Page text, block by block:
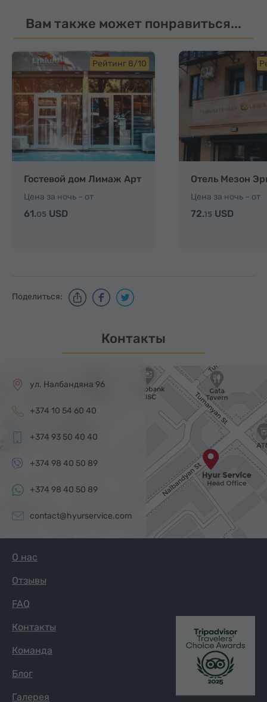
Вам также может понравиться...
Рейтинг 8/10
Гостевой дом Лимаж Арт
Цена за ночь – от
61.05 USD
Отель Мезон
Цена за ночь – от
72.15 USD
Поделиться:
Контакты
ул. Налбандяна 96
+374 10 54 60 40
+374 93 50 40 40
+374 98 40 50 89
+374 98 40 50 89
contact@hyurservice.com
О нас
Отзывы
FAQ
Контакты
Команда
Блог
Галерея